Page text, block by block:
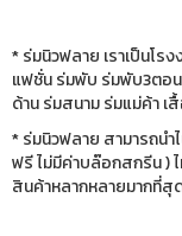
* ร่มนิวฟลาย เราเป็นโร
แฟชั่น ร่มพับ ร่มพับ3ตอน
ด้าน ร่มสนาม ร่มแม่ค้า เ
* ร่มนิวฟลาย สามารถน
ฟรี ไม่มีค่าบล๊อกสกรีน )
สินค้าหลากหลายมากที่สุ